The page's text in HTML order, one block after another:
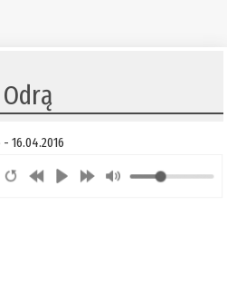
Odrą
16.04.2016